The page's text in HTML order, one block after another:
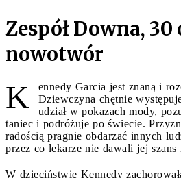
Zespół Downa,
nowotwór
K
ennedy Garcia jest znaną i
Dziewczyna chętnie
udział w pokazach mody,
taniec i podróżuje po świecie.
radością pragnie obdarzać innych
przez co lekarze nie dawali jej
W dzieciństwie Kennedy